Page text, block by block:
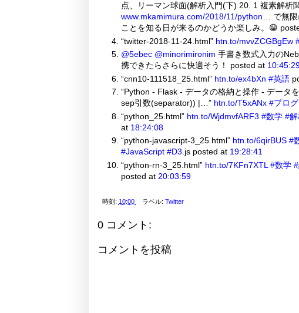
点、リーマン球面(解析入門(下) 20. 1 複素解析
www.mkamimura.com/2018/11/python…
で無
ことを知る日が来るのかどうか楽しみ。😁
“twitter-2018-11-24.html” htn.to/mvvZCGBgEw
@5ebec @minorimironim 手書き数式入力の
携できたらさらに快適そう！ posted at
“cnn10-111518_25.html” htn.to/ex4bXn #英語
“Python - Flask - データの格納と操作 - データ
sep引数(separator)) |…” htn.to/T5xANx #プロ
“python_25.html” htn.to/WjdmvfARF3 #数学 #
at 18:24:08
“python-javascript-3_25.html” htn.to/6qirBUS #
#JavaScript #D3 .js posted at 19:28:41
“python-rn-3_25.html” htn.to/7KFn7XTL #数学
posted at 20:03:59
時刻: 10:00 ラベル:Twitter
0 コメント:
コメントを投稿